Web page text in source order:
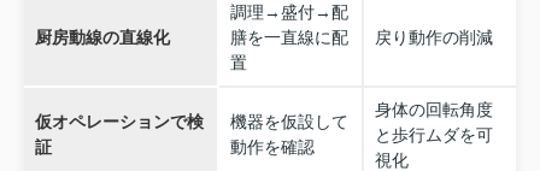
厨房動線の直線化
調理→盛付→配
膳を一直線に配
置
戻り動作の削減
仮オペレーションで検
証
機器を仮設して
動作を確認
身体の回転角度
と歩行ムダを可
視化